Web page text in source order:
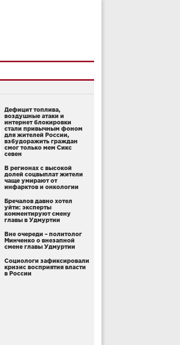
Дефицит топлива,
воздушные атаки и
интернет блокировки
стали привычным фоном
для жителей России,
взбудоражить граждан
смог только мем Сикс
севен
В регионах с высокой
долей соцвыплат жители
чаще умирают от
инфарктов и онкологии
Бречалов давно хотел
уйти: эксперты
комментируют смену
главы в Удмуртии
Вне очереди – политолог
Минченко о внезапной
смене главы Удмуртии
Социологи зафиксировали
кризис восприятия власти
в России